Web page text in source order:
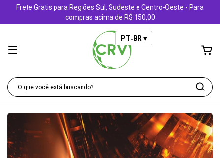
Frete Gratis para Regiões Sul, Sudeste e Centro-Oeste - Para
compras acima de R$ 150,00
PT‑BR ▾